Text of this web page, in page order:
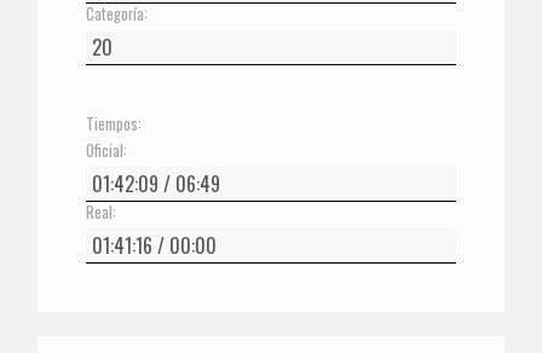
Categoría:
Tiempos:
Oficial:
Real: